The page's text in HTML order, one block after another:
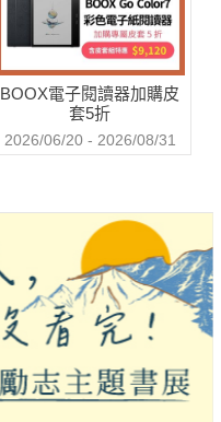
BOOX電子閱讀器加購皮
套5折
2026/06/20 - 2026/08/31